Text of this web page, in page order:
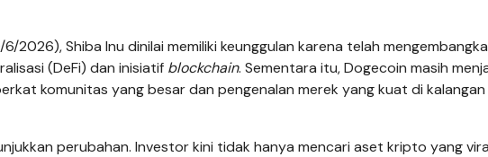
2026), Shiba Inu dinilai memiliki keunggulan karena telah
(DeFi) dan inisiatif blockchain. Sementara itu, Dogecoin masih
komunitas yang besar dan pengenalan merek yang kuat di kalangan
perubahan. Investor kini tidak hanya mencari aset kripto yang